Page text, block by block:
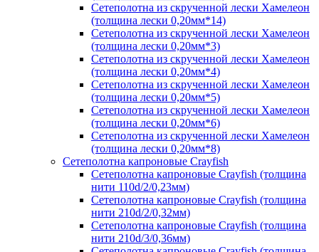
Сетеполотна из скрученной лески Хамелеон
(толщина лески 0,20мм*14)
Сетеполотна из скрученной лески Хамелеон
(толщина лески 0,20мм*3)
Сетеполотна из скрученной лески Хамелеон
(толщина лески 0,20мм*4)
Сетеполотна из скрученной лески Хамелеон
(толщина лески 0,20мм*5)
Сетеполотна из скрученной лески Хамелеон
(толщина лески 0,20мм*6)
Сетеполотна из скрученной лески Хамелеон
(толщина лески 0,20мм*8)
Сетеполотна капроновые Crayfish
Сетеполотна капроновые Crayfish (толщина
нити 110d/2/0,23мм)
Сетеполотна капроновые Crayfish (толщина
нити 210d/2/0,32мм)
Сетеполотна капроновые Crayfish (толщина
нити 210d/3/0,36мм)